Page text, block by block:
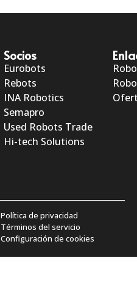
Socios
Eurobots
Rebots
INA Robotics
Semapro
Used Robots Trade
Hi-tech Solutions
Política de privacidad
Términos del servicio
Configuración de cookies